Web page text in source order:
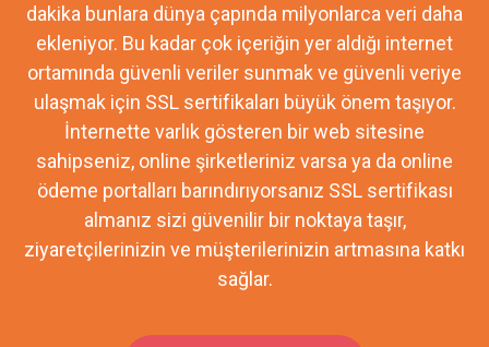
dakika bunlara dünya çapında milyonlarca veri daha
ekleniyor. Bu kadar çok içeriğin yer aldığı internet
ortamında güvenli veriler sunmak ve güvenli veriye
ulaşmak için SSL sertifikaları büyük önem taşıyor.
İnternette varlık gösteren bir web sitesine
sahipseniz, online şirketleriniz varsa ya da online
ödeme portalları barındırıyorsanız SSL sertifikası
almanız sizi güvenilir bir noktaya taşır,
ziyaretçilerinizin ve müşterilerinizin artmasına katkı
sağlar.